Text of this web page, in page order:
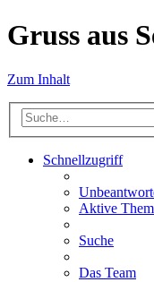
Gruss aus
Zum Inhalt
Schnellzugriff
Aktive
Suche
Das Team